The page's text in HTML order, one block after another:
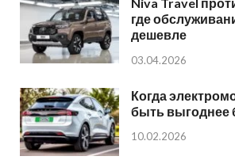
где
дешевле
03.04.2026
Когда
быть выгоднее
10.02.2026